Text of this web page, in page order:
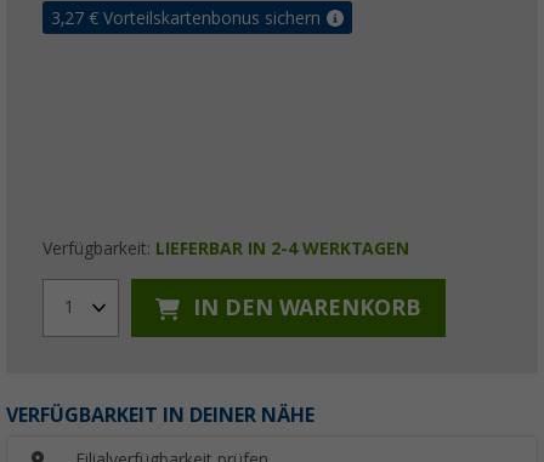
3,27 € Vorteilskartenbonus sichern
Verfügbarkeit: LIEFERBAR IN 2-4 WERKTAGEN
1 IN DEN WARENKORB
VERFÜGBARKEIT IN DEINER NÄHE